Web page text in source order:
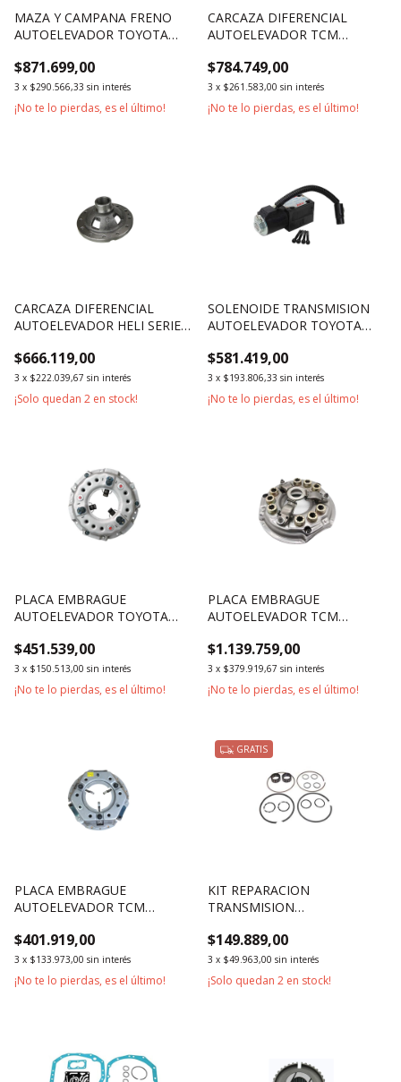
MAZA Y CAMPANA FRENO
AUTOELEVADOR TOYOTA
$871.699,00
3 x $290.566,33 sin interés
¡No te lo pierdas, es el último!
CARCAZA DIFERENCIAL
AUTOELEVADOR TCM
$784.749,00
3 x $261.583,00 sin interés
¡No te lo pierdas, es el último!
CARCAZA DIFERENCIAL
AUTOELEVADOR HELI SERIE
IZQUIERDA
$666.119,00
3 x $222.039,67 sin interés
¡Solo quedan 2 en stock!
SOLENOIDE TRANSMISION
AUTOELEVADOR TOYOTA
4500KG
$581.419,00
3 x $193.806,33 sin interés
¡No te lo pierdas, es el último!
PLACA EMBRAGUE
AUTOELEVADOR TOYOTA
$451.539,00
3 x $150.513,00 sin interés
¡No te lo pierdas, es el último!
PLACA EMBRAGUE
AUTOELEVADOR TCM
$1.139.759,00
3 x $379.919,67 sin interés
¡No te lo pierdas, es el último!
PLACA EMBRAGUE
AUTOELEVADOR TCM
$401.919,00
3 x $133.973,00 sin interés
¡No te lo pierdas, es el último!
GRATIS
KIT REPARACION
TRANSMISION
2500KG 3000KG
$149.889,00
3 x $49.963,00 sin interés
¡Solo quedan 2 en stock!